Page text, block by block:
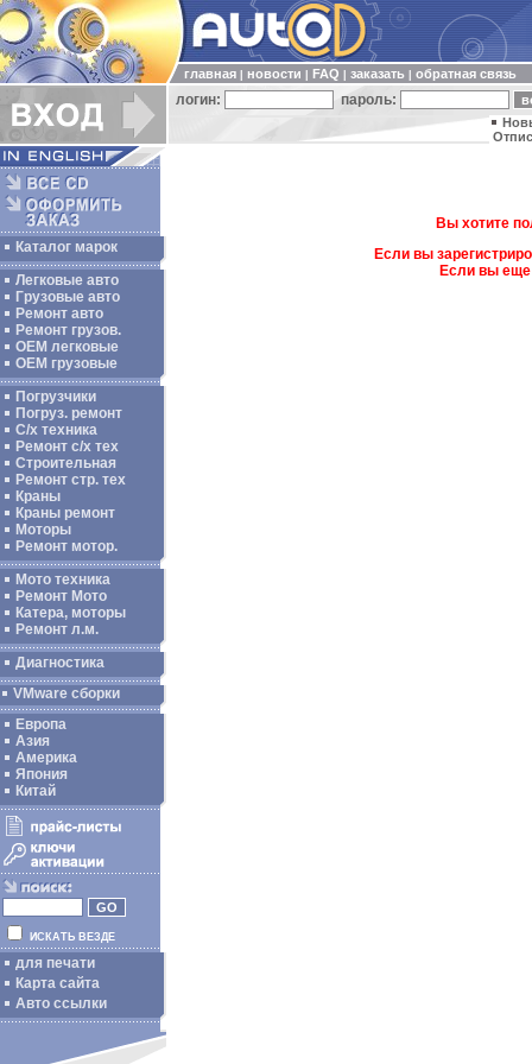
главная новости FAQ заказать обратная связь
логин: пароль:
Каталог марок
Легковые авто
Грузовые авто
Ремонт авто
Ремонт грузов.
ОЕМ легковые
OEM грузовые
Погрузчики
Погруз. ремонт
С/х техника
Ремонт с/х тех
Строительная
Ремонт стр. тех
Краны
Краны ремонт
Моторы
Ремонт мотор.
Мото техника
Ремонт Мото
Катера, моторы
Ремонт л.м.
Диагностика
VMware сборки
Европа
Азия
Америка
Япония
Китай
ИСКАТЬ ВЕЗДЕ
для печати
Карта сайта
Авто ссылки
Вы хотите
Если вы
Если вы еще